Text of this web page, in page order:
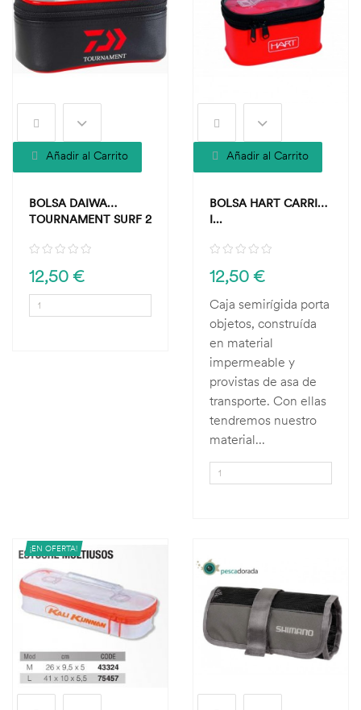
Añadir al Carrito
BOLSA DAIWA
TOURNAMENT SURF 2
12,50 €
Añadir al Carrito
BOLSA HART CARRIER
I...
12,50 €
Caja semirígida porta
objetos, construída
en material
impermeable y
provistas de asa de
transporte. Con ellas
tendremos nuestro
material...
¡EN OFERTA!